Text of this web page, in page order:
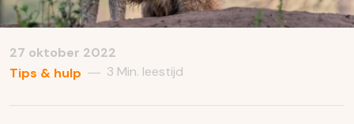
27 oktober 2022
Tips & hulp — 3 Min. leestijd